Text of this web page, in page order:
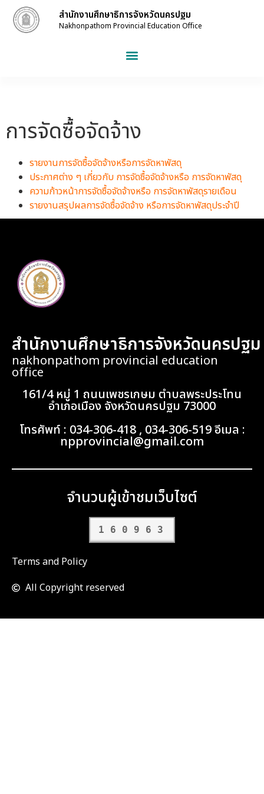
สำนักงานศึกษาธิการจังหวัดนครปฐม
Nakhonpathom Provincial Education Office
การจัดซื้อจัดจ้าง
รายงานการจัดซื้อจัดจ้างหรือการจัดหาพัสดุ
ประกาศต่าง ๆ เกี่ยวกับ การจัดซื้อจัดจ้างหรือ การจัดหาพัสดุ
ความก้าวหน้าการจัดซื้อจัดจ้างหรือ การจัดหาพัสดุรายเดือน
รายงานสรุปผลการจัดซื้อจัดจ้าง หรือการจัดหาพัสดุประจำปี
สำนักงานศึกษาธิการจังหวัดนครปฐม
nakhonpathom provincial education
office
161/4 หมู่ 1 ถนนเพชรเกษม ตำบลพระประโทน
อำเภอเมือง จังหวัดนครปฐม 73000
โทรศัพท์ : 034-306-418 , 034-306-519 อีเมล :
npprovincial@gmail.com
จำนวนผู้เข้าชมเว็บไซต์
160963
Terms and Policy
All Copyright reserved